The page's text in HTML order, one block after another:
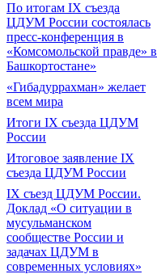
По итогам IX съезда
ЦДУМ России состоялась
пресс-конференция в
«Комсомольской правде» в
Башкортостане»
«Гибадуррахман» желает
всем мира
Итоги IX cъезда ЦДУМ
России
Итоговое заявление IX
съезда ЦДУМ России
IX съезд ЦДУМ России.
Доклад «О ситуации в
мусульманском
сообществе России и
задачах ЦДУМ в
современных условиях»